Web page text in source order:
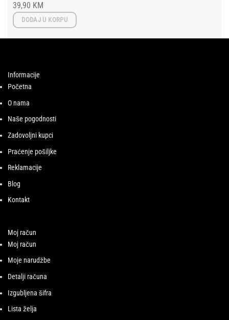
39,90 KM
DODAJ U KORPU
Informacije
Početna
O nama
Naše pogodnosti
Zadovoljni kupci
Praćenje pošiljke
Reklamacije
Blog
Kontakt
Moj račun
Moj račun
Moje narudžbe
Detalji računa
Izgubljena šifra
Lista želja